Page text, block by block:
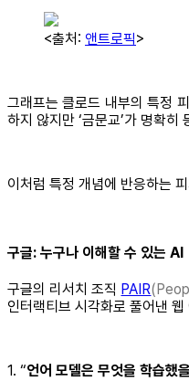
<출처: 앤트로픽>
그래프는 클로드 내부의 특정
하지 않지만 ‘금문교’가 명확
이처럼 특정 개념에 반응하는
구글: 누구나 이해할 수 있는 AI
구글의 리서치 조직 PAIR
인터랙티브 시각화로 풀어낸
1. “언어 모델은 무엇을 학습했